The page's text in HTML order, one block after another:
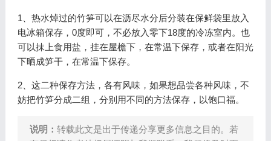
1、热水焯过的竹笋可以在沥尽水分后分装在保鲜袋里放入
电冰箱保存，0度即可，不必放入零下18度的冷冻室内。也
可以抹上食用盐，挂在屋檐下，在常温下保存，或者在阳光
下晒成笋干，在常温下保存。
2、这二种保存方法，各有风味，如果想品尝各种风味，不
妨把竹笋分成二组，分别用不同的方法保存，以饱口福。
说明： 转载此文是出于传递分享更多信息之目的。若